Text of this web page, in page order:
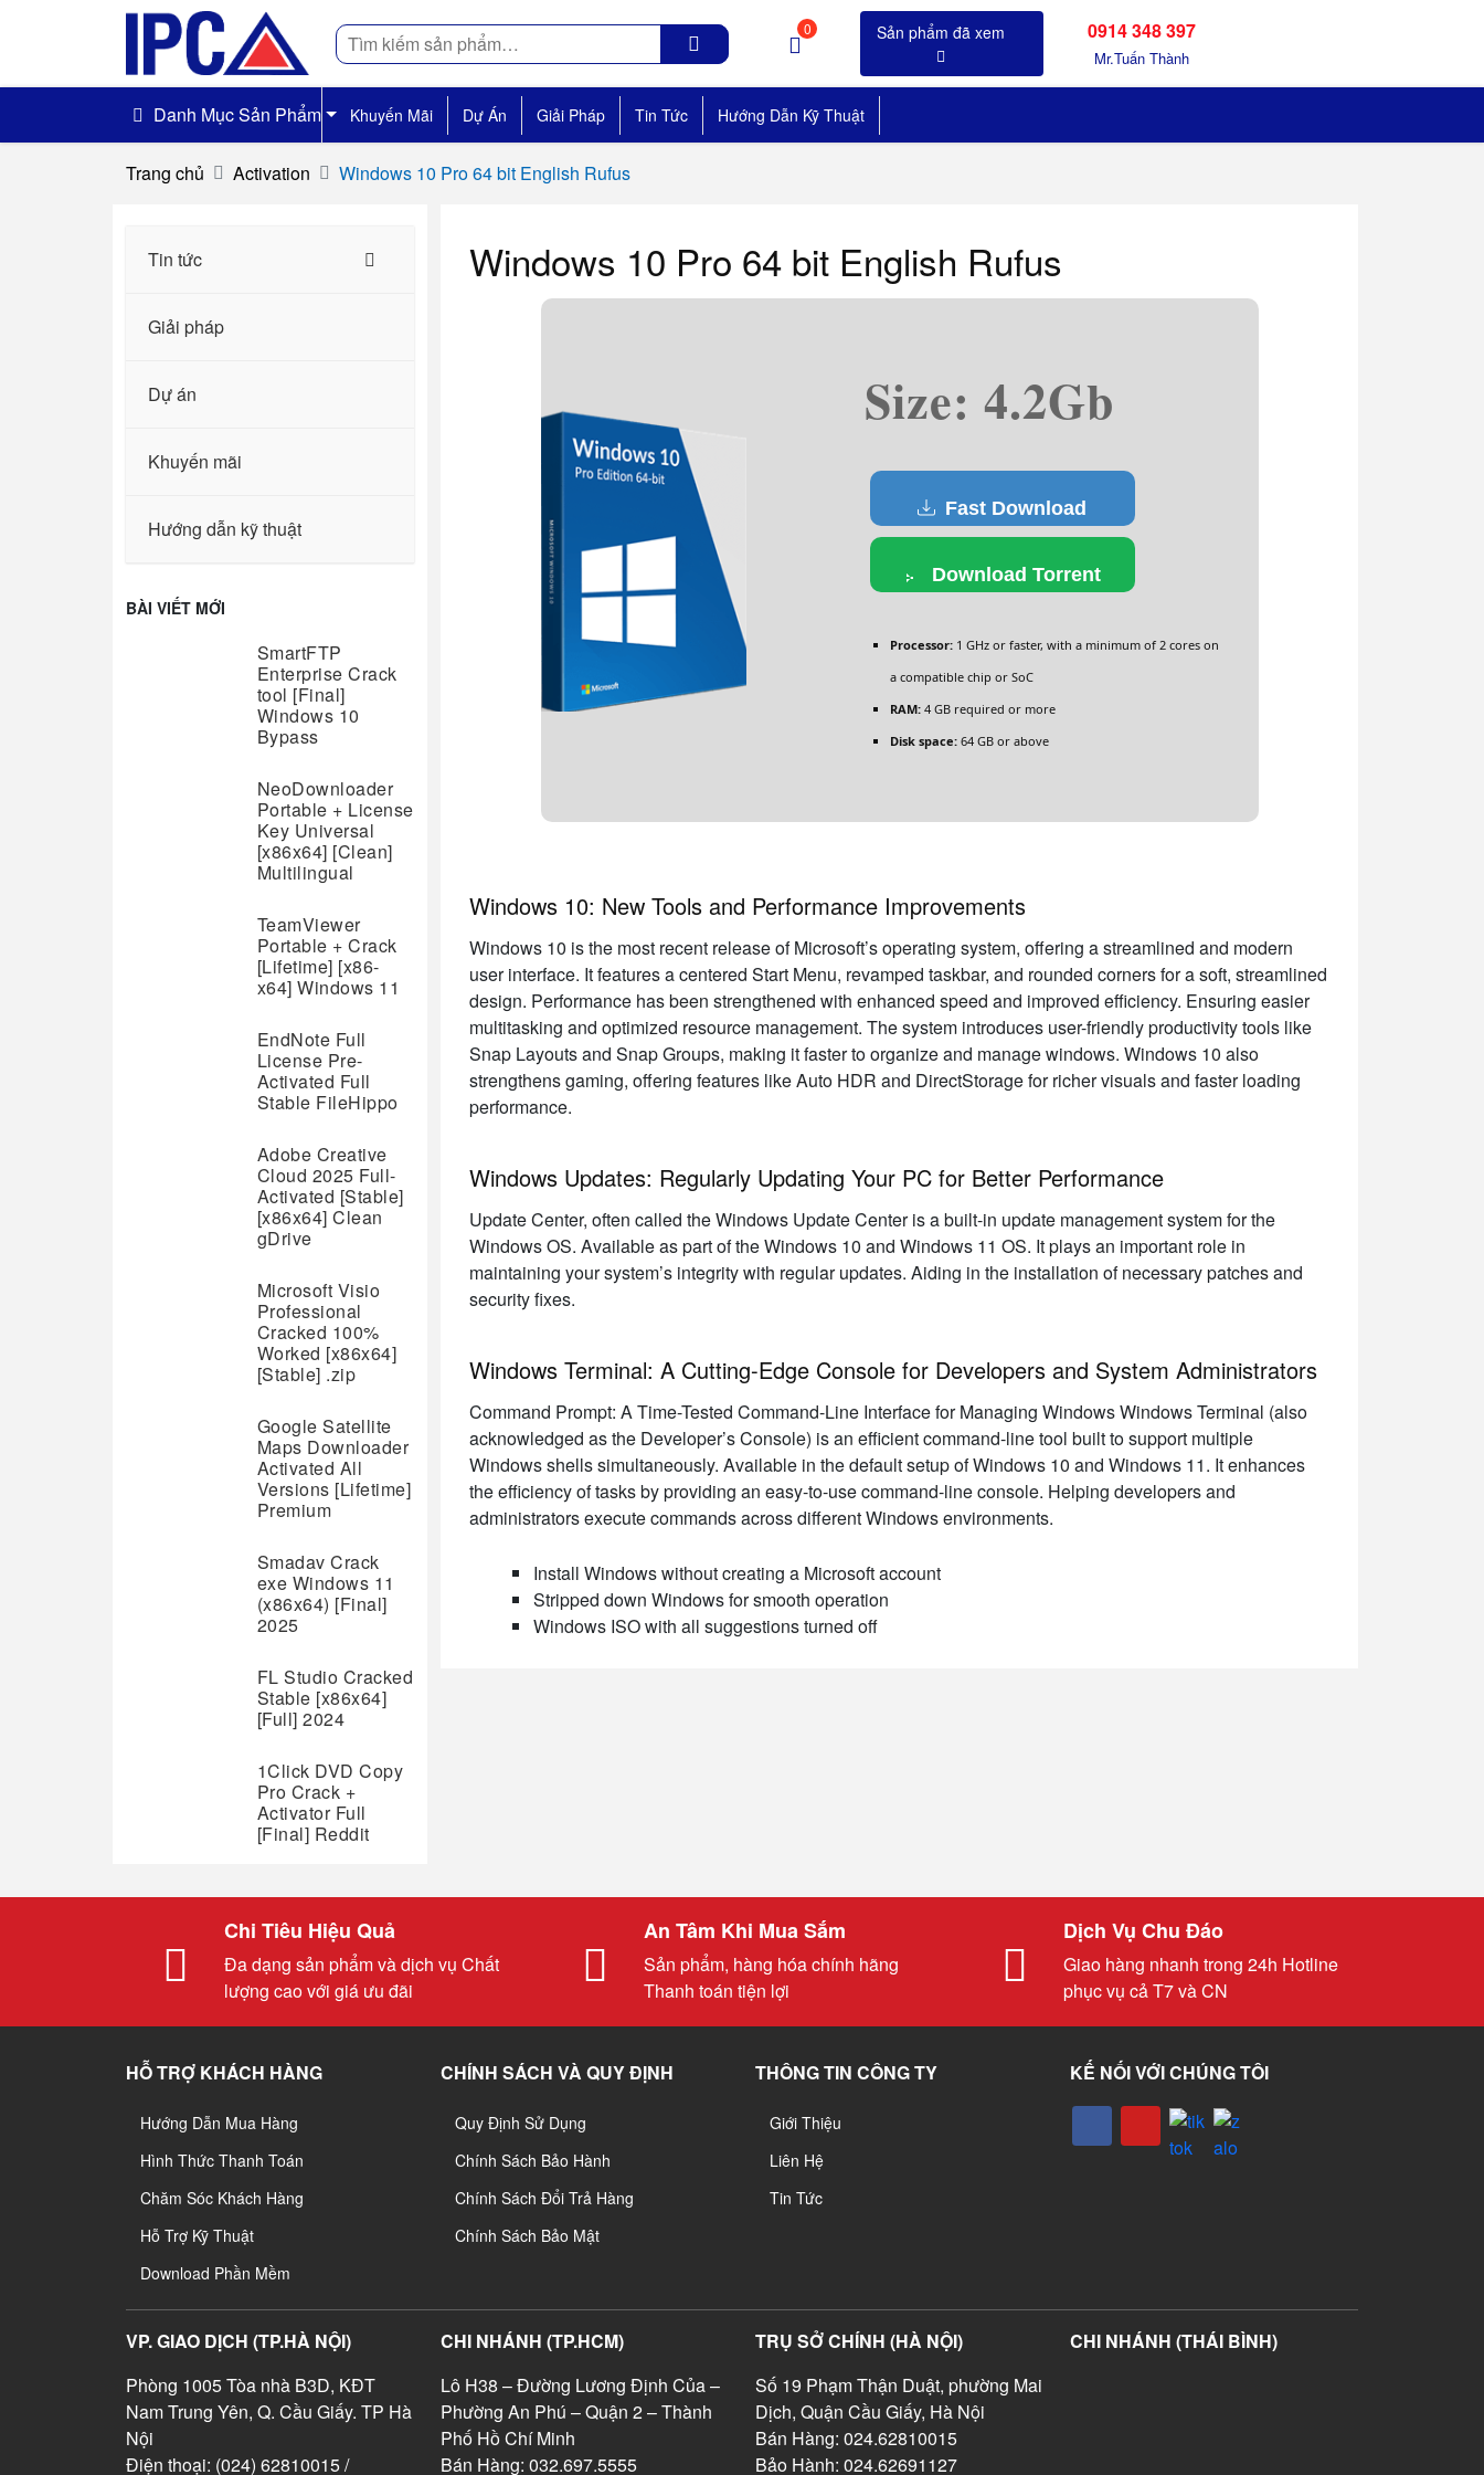
Tìm
kiếm
0 0914 348 397
Mr.Tuấn Thành
Danh Mục Sản Phẩm Khuyến Mãi Dự Án Giải Pháp Tin Tức Hướng Dẫn Kỹ Thuật
Trang chủ Activation Windows 10 Pro 64 bit English Rufus
Tin tức
Giải pháp
Dự án
Khuyến mãi
Hướng dẫn kỹ thuật
BÀI VIẾT MỚI
SmartFTP
Enterprise Crack
tool [Final]
Windows 10
Bypass
NeoDownloader
Portable + License
Key Universal
[x86x64] [Clean]
Multilingual
TeamViewer
Portable + Crack
[Lifetime] [x86-
x64] Windows 11
EndNote Full
License Pre-
Activated Full
Stable FileHippo
Adobe Creative
Cloud 2025 Full-
Activated [Stable]
[x86x64] Clean
gDrive
Microsoft Visio
Professional
Cracked 100%
Worked [x86x64]
[Stable] .zip
Google Satellite
Maps Downloader
Activated All
Versions [Lifetime]
Premium
Smadav Crack
exe Windows 11
(x86x64) [Final]
2025
FL Studio Cracked
Stable [x86x64]
[Full] 2024
1Click DVD Copy
Pro Crack +
Activator Full
[Final] Reddit
Windows 10 Pro 64 bit English Rufus
Size: 4.2Gb
Fast Download
Download Torrent
Processor:1 GHz or faster, with a minimum of 2 cores on
a compatible chip or SoC
RAM:4 GB required or more
Disk space:64 GB or above
Windows 10: New Tools and Performance Improvements
Windows 10 is the most recent release of Microsoft’s operating system, offering a streamlined and modern
user interface. It features a centered Start Menu, revamped taskbar, and rounded corners for a soft, streamlined
design. Performance has been strengthened with enhanced speed and improved efficiency. Ensuring easier
multitasking and optimized resource management. The system introduces user-friendly productivity tools like
Snap Layouts and Snap Groups, making it faster to organize and manage windows. Windows 10 also
strengthens gaming, offering features like Auto HDR and DirectStorage for richer visuals and faster loading
performance.
Windows Updates: Regularly Updating Your PC for Better Performance
Update Center, often called the Windows Update Center is a built-in update management system for the
Windows OS. Available as part of the Windows 10 and Windows 11 OS. It plays an important role in
maintaining your system’s integrity with regular updates. Aiding in the installation of necessary patches and
security fixes.
Windows Terminal: A Cutting-Edge Console for Developers and System Administrators
Command Prompt: A Time-Tested Command-Line Interface for Managing Windows Windows Terminal (also
acknowledged as the Developer’s Console) is an efficient command-line tool built to support multiple
Windows shells simultaneously. Available in the default setup of Windows 10 and Windows 11. It enhances
the efficiency of tasks by providing an easy-to-use command-line console. Helping developers and
administrators execute commands across different Windows environments.
Install Windows without creating a Microsoft account
Stripped down Windows for smooth operation
Windows ISO with all suggestions turned off
Chi Tiêu Hiệu Quả
Đa dạng sản phẩm và dịch vụ Chất
lượng cao với giá ưu đãi
An Tâm Khi Mua Sắm
Sản phẩm, hàng hóa chính hãng
Thanh toán tiện lợi
Dịch Vụ Chu Đáo
Giao hàng nhanh trong 24h Hotline
phục vụ cả T7 và CN
HỖ TRỢ KHÁCH HÀNG
Hướng Dẫn Mua Hàng
Hình Thức Thanh Toán
Chăm Sóc Khách Hàng
Hỗ Trợ Kỹ Thuật
Download Phần Mềm
CHÍNH SÁCH VÀ QUY ĐỊNH
Quy Định Sử Dụng
Chính Sách Bảo Hành
Chính Sách Đổi Trả Hàng
Chính Sách Bảo Mật
THÔNG TIN CÔNG TY
Giới Thiệu
Liên Hệ
Tin Tức
KẾ NỐI VỚI CHÚNG TÔI
VP. GIAO DỊCH (TP.HÀ NỘI)
Phòng 1005 Tòa nhà B3D, KĐT
Nam Trung Yên, Q. Cầu Giấy. TP Hà
Nội
Điện thoại: (024) 62810015 /
CHI NHÁNH (TP.HCM)
Lô H38 – Đường Lương Định Của –
Phường An Phú – Quận 2 – Thành
Phố Hồ Chí Minh
Bán Hàng: 032.697.5555
TRỤ SỞ CHÍNH (HÀ NỘI)
Số 19 Phạm Thận Duật, phường Mai
Dịch, Quận Cầu Giấy, Hà Nội
Bán Hàng: 024.62810015
Bảo Hành: 024.62691127
CHI NHÁNH (THÁI BÌNH)